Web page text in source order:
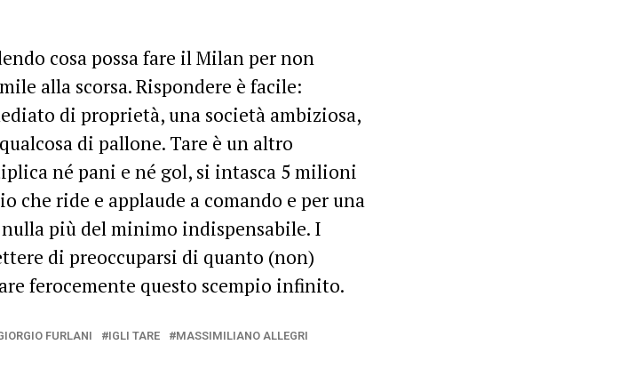
cosa possa fare il Milan per non
alla scorsa. Rispondere è facile:
di proprietà, una società ambiziosa,
di pallone. Tare è un altro
né pani e né gol, si intasca 5 milioni
che ride e applaude a comando e per una
più del minimo indispensabile. I
di preoccuparsi di quanto (non)
ferocemente questo scempio infinito.
FURLANI IGLI TARE
MASSIMILIANO ALLEGRI